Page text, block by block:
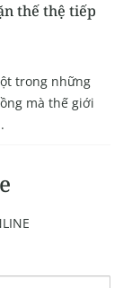
thế thệ tiếp
trong những
mà thế giới